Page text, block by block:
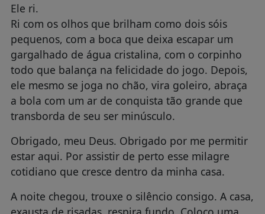
Ele ri.
Ri com os olhos que brilham como dois sóis
pequenos, com a boca que deixa escapar um
gargalhado de água cristalina, com o corpinho
todo que balança na felicidade do jogo. Depois,
ele mesmo se joga no chão, vira goleiro, abraça
a bola com um ar de conquista tão grande que
transborda de seu ser minúsculo.
Obrigado, meu Deus. Obrigado por me permitir
estar aqui. Por assistir de perto esse milagre
cotidiano que cresce dentro da minha casa.
A noite chegou, trouxe o silêncio consigo. A casa,